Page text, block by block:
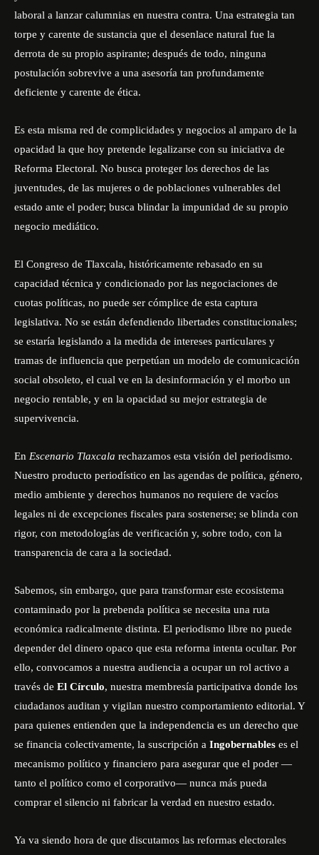
laboral a lanzar calumnias en nuestra contra. Una estrategia tan
torpe y carente de sustancia que el desenlace natural fue la
derrota de su propio aspirante; después de todo, ninguna
postulación sobrevive a una asesoría tan profundamente
deficiente y carente de ética.
Es esta misma red de complicidades y negocios al amparo de la
opacidad la que hoy pretende legalizarse con su iniciativa de
Reforma Electoral. No busca proteger los derechos de las
juventudes, de las mujeres o de poblaciones vulnerables del
estado ante el poder; busca blindar la impunidad de su propio
negocio mediático.
El Congreso de Tlaxcala, históricamente rebasado en su
capacidad técnica y condicionado por las negociaciones de
cuotas políticas, no puede ser cómplice de esta captura
legislativa. No se están defendiendo libertades constitucionales;
se estaría legislando a la medida de intereses particulares y
tramas de influencia que perpetúan un modelo de comunicación
social obsoleto, el cual ve en la desinformación y el morbo un
negocio rentable, y en la opacidad su mejor estrategia de
supervivencia.
En Escenario Tlaxcala rechazamos esta visión del periodismo.
Nuestro producto periodístico en las agendas de política, género,
medio ambiente y derechos humanos no requiere de vacíos
legales ni de excepciones fiscales para sostenerse; se blinda con
rigor, con metodologías de verificación y, sobre todo, con la
transparencia de cara a la sociedad.
Sabemos, sin embargo, que para transformar este ecosistema
contaminado por la prebenda política se necesita una ruta
económica radicalmente distinta. El periodismo libre no puede
depender del dinero opaco que esta reforma intenta ocultar. Por
ello, convocamos a nuestra audiencia a ocupar un rol activo a
través de El Círculo, nuestra membresía participativa donde los
ciudadanos auditan y vigilan nuestro comportamiento editorial. Y
para quienes entienden que la independencia es un derecho que
se financia colectivamente, la suscripción a Ingobernables es el
mecanismo político y financiero para asegurar que el poder —
tanto el político como el corporativo— nunca más pueda
comprar el silencio ni fabricar la verdad en nuestro estado.
Ya va siendo hora de que discutamos las reformas electorales